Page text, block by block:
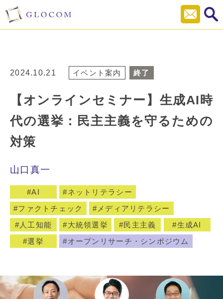
2024.10.21 イベント案内 終了
【オンラインセミナー】生成AI時
代の選挙：民主主義を守るための
対策
山口真一
AI
ネットリテラシー
ファクトチェック
メディアリテラシー
人工知能
大統領選挙 民主主義
生成AI
選挙
オープンリサーチ・シンポジウム